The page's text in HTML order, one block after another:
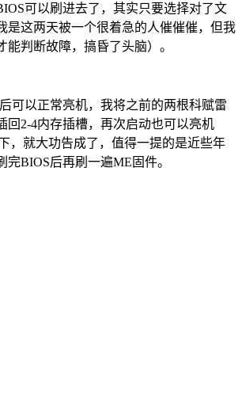
可以刷进去了，其实只要选择对了文
是这两天被一个很着急的人催催催，但我
能判断故障，搞昏了头脑）。
可以正常亮机，我将之前的两根科赋雷
回2-4内存插槽，再次启动也可以亮机
，就大功告成了，值得一提的是近些年
完BIOS后再刷一遍ME固件。